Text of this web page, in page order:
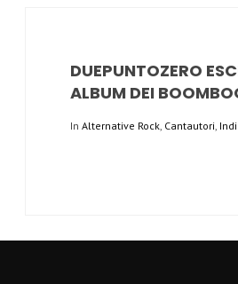
DUEPUNTOZERO
ALBUM DEI
In Alternative Rock, Cantautori,